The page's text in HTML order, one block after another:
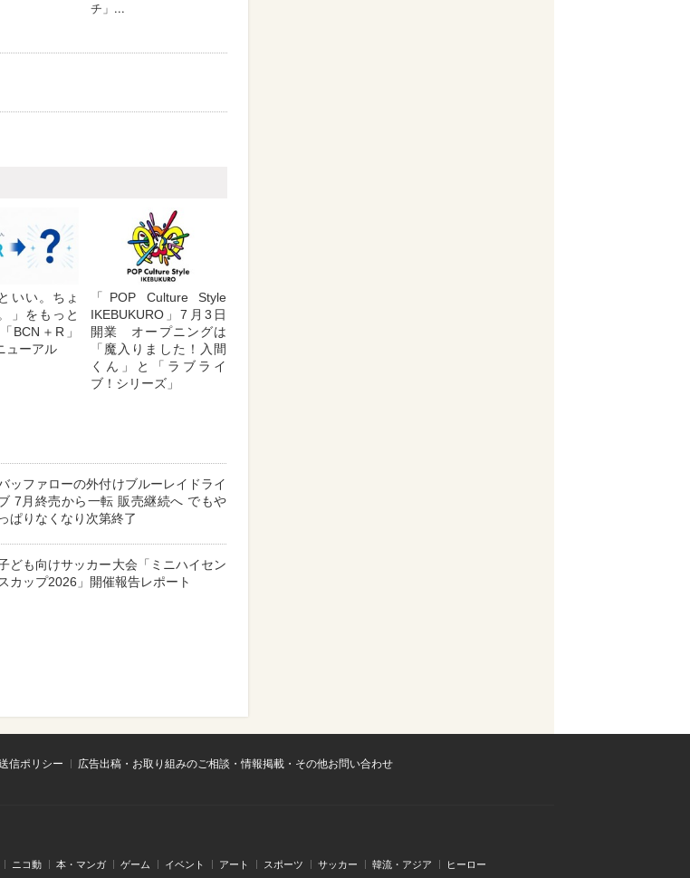
いい。ちょ
」をもっと
＋R」
ューアル
「POP Culture Style
IKEBUKURO」7月3日
開業 オープニングは
「魔入りました！入間
くん」と「ラブライ
ブ！シリーズ」
ッファローの外付けブルーレイドライ
7月終売から一転 販売継続へ でもや
っぱりなくなり次第終了
ども向けサッカー大会「ミニハイセン
スカップ2026」開催報告レポート
信ポリシー
広告出稿・お取り組みのご相談・情報掲載・その他お問い合わせ
ニコ動 本・マンガ ゲーム イベント アート スポーツ サッカー 韓流・アジア ヒーロー